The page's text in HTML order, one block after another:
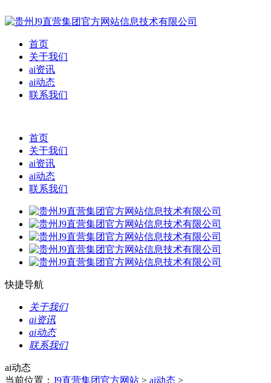
首页
关于我们
ai资讯
ai动态
联系我们
首页
关于我们
ai资讯
ai动态
联系我们
快捷导航
关于我们
ai资讯
ai动态
联系我们
ai动态
当前位置： J9直营集团官方网站 > ai动态 >